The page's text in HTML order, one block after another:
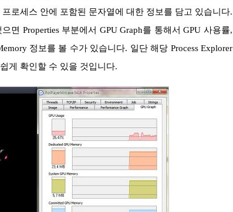
로세스 안에 포함된 문자열에 대한 정보를 담고 있습니다.
면 Properties 부분에서 GPU Graph를 통해서 GPU 사용률,
정보를 볼 수가 있습니다. 일단 해당 Process Explorer
게 확인할 수 있을 것입니다.